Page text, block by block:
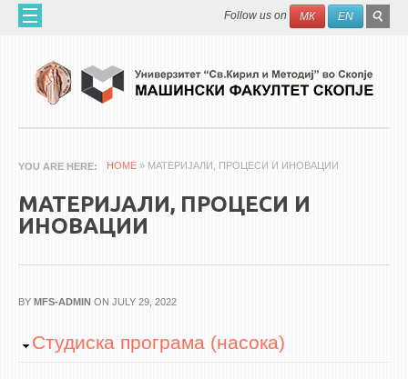
Skip to main content Search
Follow us on МК EN
ЗА НАС
60 ГОДИНИ МФ
НАУЧНА ДЕЈНОСТ
ERASMUS+
YOU ARE HERE HOME » МАТЕРИЈАЛИ, ПРОЦЕСИ И ИНОВАЦИИ
МАТЕРИЈАЛИ, ПРОЦЕСИ И
ИНОВАЦИИ
BY MFS-ADMIN ON JULY 29, 2022
Hide
Студиска програма (насока)